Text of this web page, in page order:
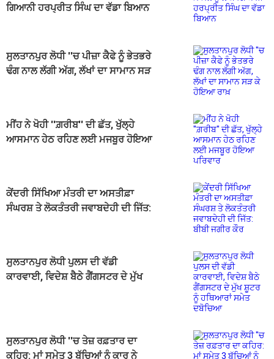
ਗਿਆਨੀ ਹਰਪ੍ਰੀਤ ਸਿੰਘ ਦਾ ਵੱਡਾ ਬਿਆਨ
ਸੁਲਤਾਨਪੁਰ ਲੋਧੀ ''ਚ ਪੀਜ਼ਾ ਕੈਫੇ ਨੂੰ ਭੇਤਭਰੇ
ਢੰਗ ਨਾਲ ਲੱਗੀ ਅੱਗ, ਲੱਖਾਂ ਦਾ ਸਾਮਾਨ ਸੜ
ਮੀਂਹ ਨੇ ਖੋਹੀ ''ਗ਼ਰੀਬ'' ਦੀ ਛੱਤ, ਖੁੱਲ੍ਹੇ
ਆਸਮਾਨ ਹੇਠ ਰਹਿਣ ਲਈ ਮਜਬੂਰ ਹੋਇਆ
ਕੇਂਦਰੀ ਸਿੱਖਿਆ ਮੰਤਰੀ ਦਾ ਅਸਤੀਫ਼ਾ
ਸੰਘਰਸ਼ ਤੇ ਲੋਕਤੰਤਰੀ ਜਵਾਬਦੇਹੀ ਦੀ ਜਿੱਤ:
ਸੁਲਤਾਨਪੁਰ ਲੋਧੀ ਪੁਲਸ ਦੀ ਵੱਡੀ
ਕਾਰਵਾਈ, ਵਿਦੇਸ਼ ਬੈਠੇ ਗੈਂਗਸਟਰ ਦੇ ਮੁੱਖ
ਸੁਲਤਾਨਪੁਰ ਲੋਧੀ ''ਚ ਤੇਜ਼ ਰਫ਼ਤਾਰ ਦਾ
ਕਹਿਰ: ਮਾਂ ਸਮੇਤ 3 ਬੱਚਿਆਂ ਨੂੰ ਕਾਰ ਨੇ